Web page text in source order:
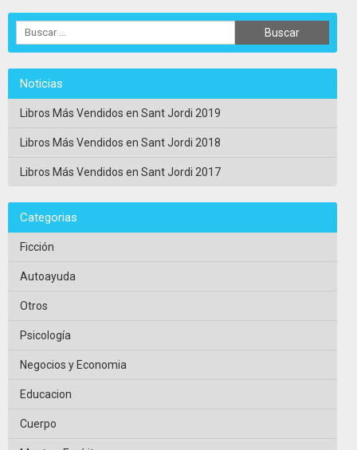
Noticias
Libros Más Vendidos en Sant Jordi 2019
Libros Más Vendidos en Sant Jordi 2018
Libros Más Vendidos en Sant Jordi 2017
Categorias
Ficción
Autoayuda
Otros
Psicología
Negocios y Economia
Educacion
Cuerpo